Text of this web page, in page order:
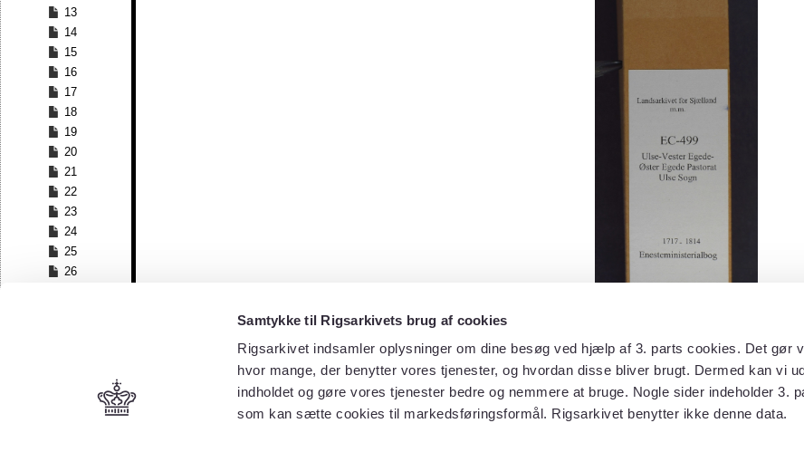
Samtykke til Rigsarkivets brug af cookies
Rigsarkivet indsamler oplysninger om dine besøg ved hjælp af 3. parts cookies. Det gør
hvor mange, der benytter vores tjenester, og hvordan disse bliver brugt. Dermed kan vi
indholdet og gøre vores tjenester bedre og nemmere at bruge. Nogle sider indeholder 3.
som kan sætte cookies til markedsføringsformål. Rigsarkivet benytter ikke denne data.
13
14
15
16
17
18
19
20
21
22
23
24
25
26